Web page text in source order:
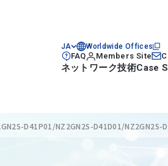
JA Worldwide Offices
FAQ Members Site
ネットワーク技術Case
D41P01/NZ2GN2S-D41D01/NZ2GN2S-